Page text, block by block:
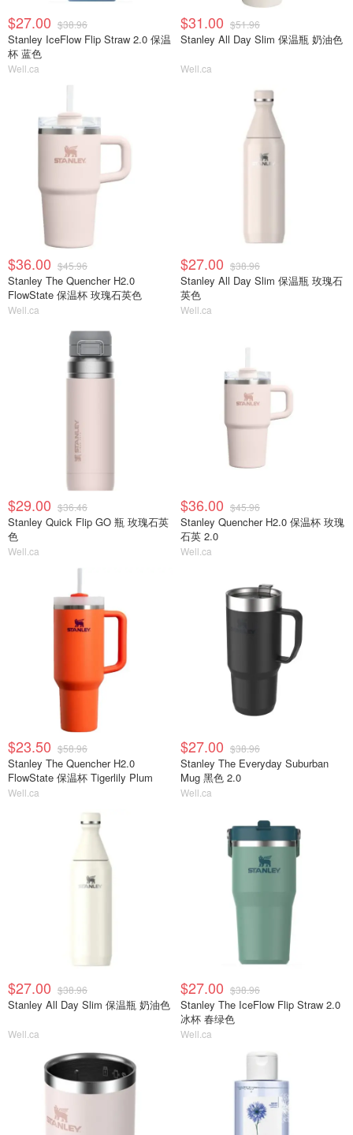
$27.00 $38.96
Stanley IceFlow Flip Straw 2.0 保温
杯 蓝色
Well.ca
$31.00 $51.96
Stanley All Day Slim 保温瓶 奶油色
Well.ca
$36.00 $45.96
Stanley The Quencher H2.0
FlowState 保温杯 玫瑰石英色
Well.ca
$27.00 $38.96
Stanley All Day Slim 保温瓶 玫瑰石
英色
Well.ca
$29.00 $36.46
Stanley Quick Flip GO 瓶 玫瑰石英
色
Well.ca
$36.00 $45.96
Stanley Quencher H2.0 保温杯 玫瑰
石英 2.0
Well.ca
$23.50 $58.96
Stanley The Quencher H2.0
FlowState 保温杯 Tigerlily Plum
Well.ca
$27.00 $38.96
Stanley The Everyday Suburban
Mug 黑色 2.0
Well.ca
$27.00 $38.96
Stanley All Day Slim 保温瓶 奶油色
Well.ca
$27.00 $38.96
Stanley The IceFlow Flip Straw 2.0
冰杯 春绿色
Well.ca